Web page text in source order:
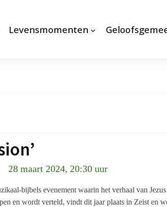
Levensmomenten
28 maart 2024, 20:30 uur
bijbels evenement waarin het verhaal van
en wordt verteld, vindt dit jaar plaats in Zeist en